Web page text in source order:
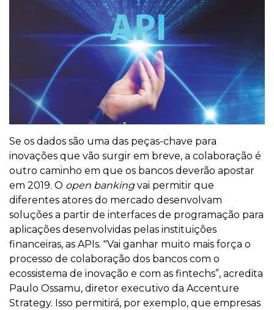
Se os dados são uma das peças-chave para
inovações que vão surgir em breve, a colaboração é
outro caminho em que os bancos deverão apostar
em 2019. O open bankingvai permitir que
diferentes atores do mercado desenvolvam
soluções a partir de interfaces de programação para
aplicações desenvolvidas pelas instituições
financeiras, as APIs. "Vai ganhar muito mais força o
processo de colaboração dos bancos com o
ecossistema de inovação e com as fintechs”, acredita
Paulo Ossamu, diretor executivo da Accenture
Strategy. Isso permitirá, por exemplo, que empresas